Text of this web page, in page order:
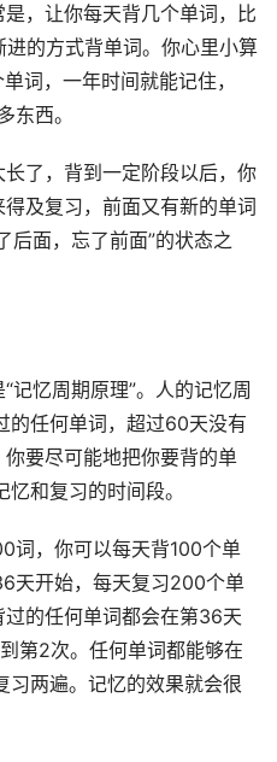
，让你每天背几个单词，比
的方式背单词。你心里小算
词，一年时间就能记住，
东西。
了，背到一定阶段以后，你
及复习，前面又有新的单词
后面，忘了前面”的状态之
忆周期原理”。人的记忆周
的任何单词，超过60天没有
要尽可能地把你要背的单
和复习的时间段。
，你可以每天背100个单
天开始，每天复习200个单
的任何单词都会在第36天
第2次。任何单词都能够在
习两遍。记忆的效果就会很